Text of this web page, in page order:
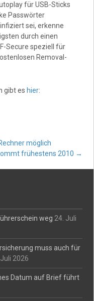
für USB-Sticks
Passwörter
sei, erkenne
durch einen
Secure speziell für
Removal-
gibt es hier:
möglich
frühestens 2010 →
weg 24. Juli
muss auch für
2026
Datum auf Brief führt